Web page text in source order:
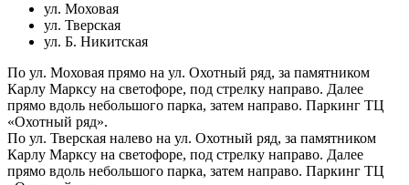
ул. Моховая
ул. Тверская
ул. Б. Никитская
По ул. Моховая прямо на ул. Охотный ряд, за памятником
Карлу Марксу на светофоре, под стрелку направо. Далее
прямо вдоль небольшого парка, затем направо. Паркинг ТЦ
«Охотный ряд».
По ул. Тверская налево на ул. Охотный ряд, за памятником
Карлу Марксу на светофоре, под стрелку направо. Далее
прямо вдоль небольшого парка, затем направо. Паркинг ТЦ